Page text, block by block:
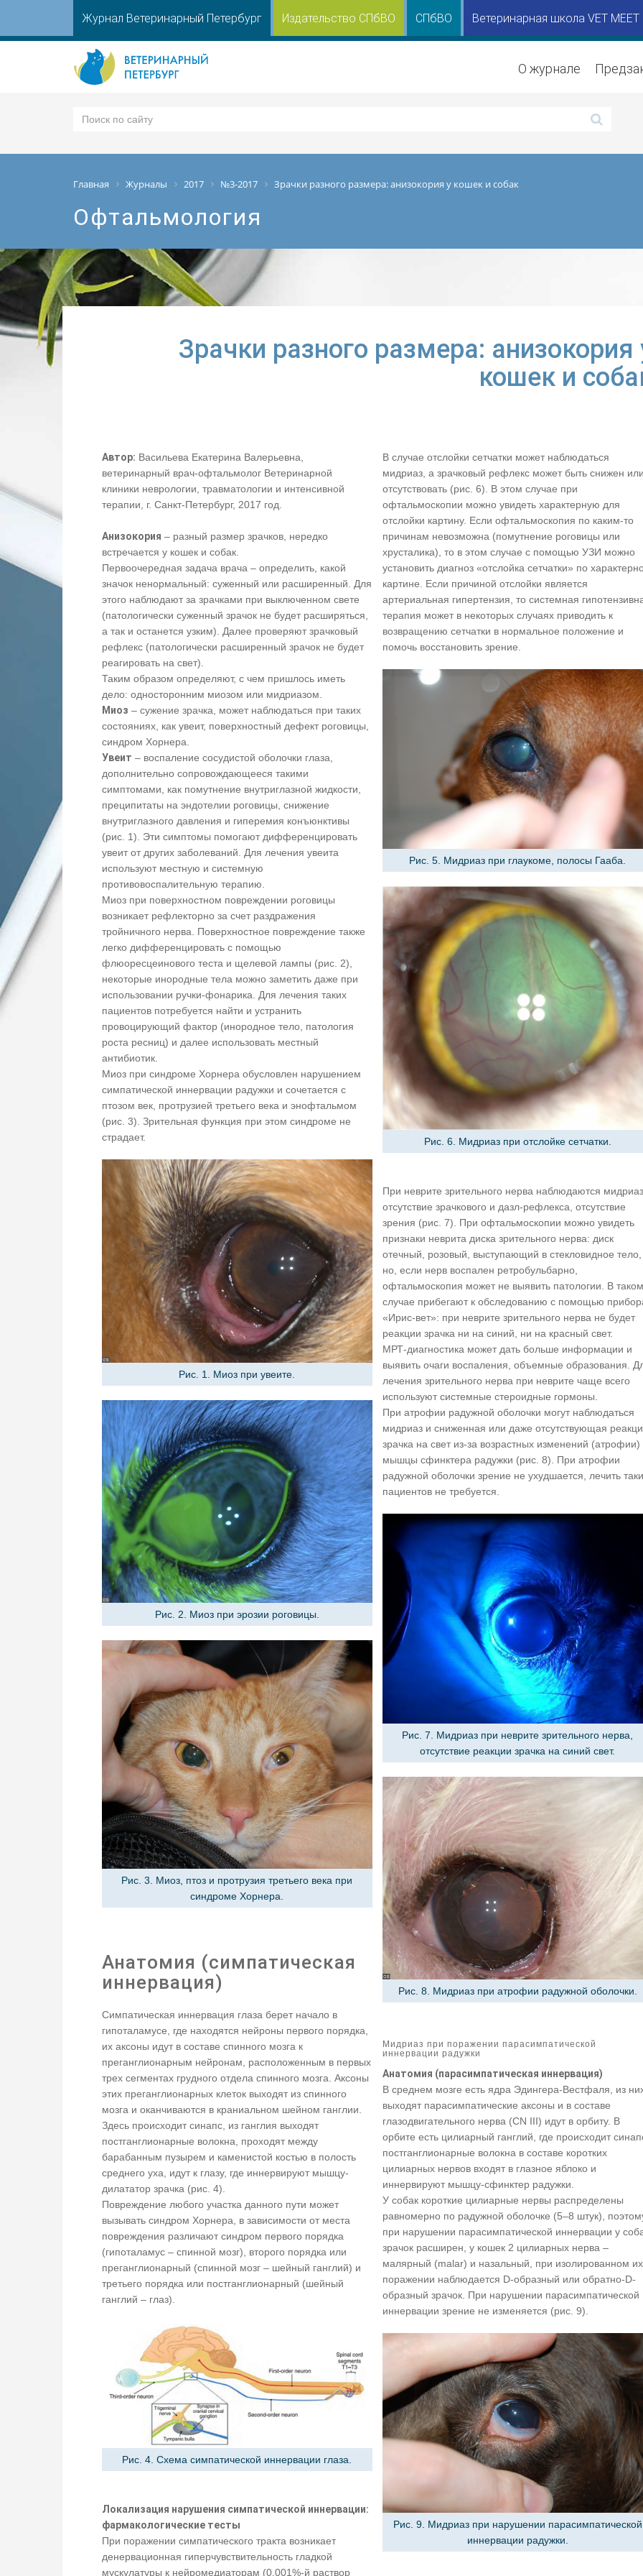
Журнал Ветеринарный Петербург Издательство СПбВО СПбВО Ветеринарная школа VET MEET
О журнале
Главная Журналы 2017 №3-2017 Зрачки разного размера: анизокория у кошек и собак
Офтальмология
Зрачки разного размера: анизокория
кошек и
Автор: Васильева Екатерина Валерьевна,
ветеринарный врач-офтальмолог Ветеринарной
клиники неврологии, травматологии и интенсивной
терапии, г. Санкт-Петербург, 2017 год.
Анизокория – разный размер зрачков, нередко
встречается у кошек и собак.
Первоочередная задача врача – определить, какой
значок ненормальный: суженный или расширенный. Для
этого наблюдают за зрачками при выключенном свете
(патологически суженный зрачок не будет расширяться,
а так и останется узким). Далее проверяют зрачковый
рефлекс (патологически расширенный зрачок не будет
реагировать на свет).
Таким образом определяют, с чем пришлось иметь
дело: односторонним миозом или мидриазом.
Миоз – сужение зрачка, может наблюдаться при таких
состояниях, как увеит, поверхностный дефект роговицы,
синдром Хорнера.
Увеит – воспаление сосудистой оболочки глаза,
дополнительно сопровождающееся такими
симптомами, как помутнение внутриглазной жидкости,
преципитаты на эндотелии роговицы, снижение
внутриглазного давления и гиперемия конъюнктивы
(рис. 1). Эти симптомы помогают дифференцировать
увеит от других заболеваний. Для лечения увеита
используют местную и системную
противовоспалительную терапию.
Миоз при поверхностном повреждении роговицы
возникает рефлекторно за счет раздражения
тройничного нерва. Поверхностное повреждение также
легко дифференцировать с помощью
флюоресцеинового теста и щелевой лампы (рис. 2),
некоторые инородные тела можно заметить даже при
использовании ручки-фонарика. Для лечения таких
пациентов потребуется найти и устранить
провоцирующий фактор (инородное тело, патология
роста ресниц) и далее использовать местный
антибиотик.
Миоз при синдроме Хорнера обусловлен нарушением
симпатической иннервации радужки и сочетается с
птозом век, протрузией третьего века и энофтальмом
(рис. 3). Зрительная функция при этом синдроме не
страдает.
Рис. 1. Миоз при увеите.
Рис. 2. Миоз при эрозии роговицы.
Рис. 3. Миоз, птоз и протрузия третьего века при
синдроме Хорнера.
Анатомия (симпатическая
иннервация)
Симпатическая иннервация глаза берет начало в
гипоталамусе, где находятся нейроны первого порядка,
их аксоны идут в составе спинного мозга к
преганглионарным нейронам, расположенным в первых
трех сегментах грудного отдела спинного мозга. Аксоны
этих преганглионарных клеток выходят из спинного
мозга и оканчиваются в краниальном шейном ганглии.
Здесь происходит синапс, из ганглия выходят
постганглионарные волокна, проходят между
барабанным пузырем и каменистой костью в полость
среднего уха, идут к глазу, где иннервируют мышцу-
дилататор зрачка (рис. 4).
Повреждение любого участка данного пути может
вызывать синдром Хорнера, в зависимости от места
повреждения различают синдром первого порядка
(гипоталамус – спинной мозг), второго порядка или
преганглионарный (спинной мозг – шейный ганглий) и
третьего порядка или постганглионарный (шейный
ганглий – глаз).
Рис. 4. Схема симпатической иннервации глаза.
Локализация нарушения симпатической иннервации:
фармакологические тесты
При поражении симпатического тракта возникает
денервационная гиперчувствительность гладкой
мускулатуры к нейромедиаторам (0,001%-й раствор
В случае отслойки сетчатки может наблюдаться
мидриаз, а зрачковый рефлекс может быть снижен
отсутствовать (рис. 6). В этом случае при
офтальмоскопии можно увидеть характерную для
отслойки картину. Если офтальмоскопия по каким-то
причинам невозможна (помутнение роговицы или
хрусталика), то в этом случае с помощью УЗИ можно
установить диагноз «отслойка сетчатки» по
картине. Если причиной отслойки является
артериальная гипертензия, то системная
терапия может в некоторых случаях приводить к
возвращению сетчатки в нормальное положение и
помочь восстановить зрение.
Рис. 5. Мидриаз при глаукоме, полосы Гааба.
Рис. 6. Мидриаз при отслойке сетчатки.
При неврите зрительного нерва наблюдаются
отсутствие зрачкового и дазл-рефлекса, отсутствие
зрения (рис. 7). При офтальмоскопии можно увидеть
признаки неврита диска зрительного нерва: диск
отечный, розовый, выступающий в стекловидное тело,
но, если нерв воспален ретробульбарно,
офтальмоскопия может не выявить патологии. В таком
случае прибегают к обследованию с помощью
«Ирис-вет»: при неврите зрительного нерва не будет
реакции зрачка ни на синий, ни на красный свет.
МРТ-диагностика может дать больше информации и
выявить очаги воспаления, объемные образования.
лечения зрительного нерва при неврите чаще всего
используют системные стероидные гормоны.
При атрофии радужной оболочки могут наблюдаться
мидриаз и сниженная или даже отсутствующая
зрачка на свет из-за возрастных изменений (атрофии)
мышцы сфинктера радужки (рис. 8). При атрофии
радужной оболочки зрение не ухудшается, лечить
пациентов не требуется.
Рис. 7. Мидриаз при неврите зрительного нерва,
отсутствие реакции зрачка на синий свет.
Рис. 8. Мидриаз при атрофии радужной оболочки.
Мидриаз при поражении парасимпатической
иннервации радужки
Анатомия (парасимпатическая иннервация)
В среднем мозге есть ядра Эдингера-Вестфаля, из
выходят парасимпатические аксоны и в составе
глазодвигательного нерва (CN III) идут в орбиту. В
орбите есть цилиарный ганглий, где происходит
постганглионарные волокна в составе коротких
цилиарных нервов входят в глазное яблоко и
иннервируют мышцу-сфинктер радужки.
У собак короткие цилиарные нервы распределены
равномерно по радужной оболочке (5–8 штук),
при нарушении парасимпатической иннервации у
зрачок расширен, у кошек 2 цилиарных нерва –
малярный (malar) и назальный, при изолированном их
поражении наблюдается D-образный или обратно-D-
образный зрачок. При нарушении парасимпатической
иннервации зрение не изменяется (рис. 9).
Рис. 9. Мидриаз при нарушении парасимпатической
иннервации радужки.